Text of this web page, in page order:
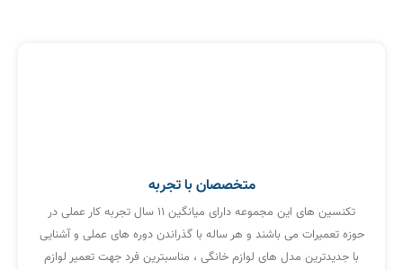
متخصصان با تجربه
تکنسین های این مجموعه دارای میانگین ۱۱ سال تجربه کار عملی در
حوزه تعمیرات می باشند و هر ساله با گذراندن دوره های عملی و آشنایی
با جدیدترین مدل های لوازم خانگی ، مناسبترین فرد جهت تعمیر لوازم